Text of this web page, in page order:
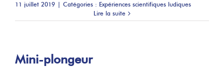
11 juillet 2019 | Catégories : Expériences scientifiques ludiques
Lire la suite
Mini-plongeur